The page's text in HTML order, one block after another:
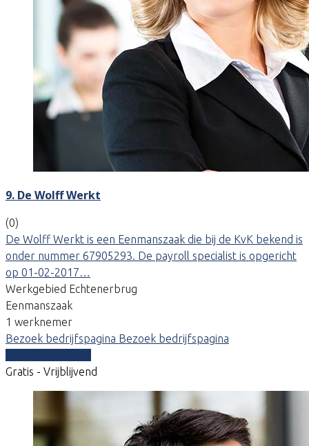
9. De Wolff Werkt
(0)
De Wolff Werkt is een Eenmanszaak die bij de KvK bekend is
onder nummer 67905293. De payroll specialist is opgericht
op 01-02-2017…
Werkgebied Echtenerbrug
Eenmanszaak
1 werknemer
Bezoek bedrijfspagina Bezoek bedrijfspagina
Gratis - Vrijblijvend